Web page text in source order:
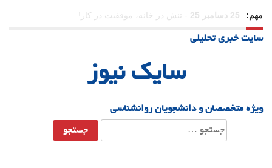
مهم: 23 دسامبر 25 - چرا اراده می‌کنیم ولی شکست می‌خوریم؟
21 دسامبر 25
سایت خبری تحلیلی
سایک نیوز
ویژه متخصصان و دانشجویان روانشناسی
جستجو
برای: